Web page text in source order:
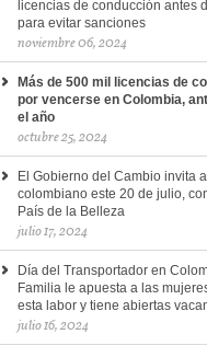
licencias de conducción antes
para evitar sanciones
noviembre 06, 2024
Más de 500 mil licencias de
por vencerse en Colombia,
el año
octubre 25, 2024
El Gobierno del Cambio invita
colombiano este 20 de julio,
País de la Belleza
julio 17, 2024
Día del Transportador en
Familia le apuesta a las
esta labor y tiene abiertas
julio 16, 2024